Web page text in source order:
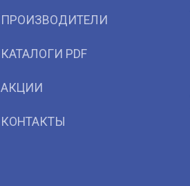
ПРОИЗВОДИТЕЛИ
КАТАЛОГИ PDF
АКЦИИ
КОНТАКТЫ